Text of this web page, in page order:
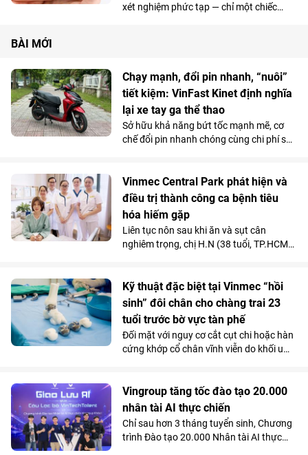
xét nghiệm phức tạp — chỉ một chiếc
BÀI MỚI
Chạy mạnh, đổi pin nhanh, “nuôi”
tiết kiệm: VinFast Kinet định nghĩa
lại xe tay ga thể thao
Sở hữu khả năng bứt tốc mạnh mẽ, cơ
chế đổi pin nhanh chóng cùng chi phí sử
lựa chọn sáng giá hơn hẳn so với những
mẫu xe tay ga chạy xăng trên thị trường.
Vinmec Central Park phát hiện và
điều trị thành công ca bệnh tiêu
hóa hiếm gặp
Liên tục nôn sau khi ăn và sụt cân
nghiêm trọng, chị H.N (38 tuổi, TP.HCM)
căn bệnh tiêu hóa hiếm gặp chỉ chiếm
dưới 0,3% dân số.
Kỹ thuật đặc biệt tại Vinmec “hồi
sinh” đôi chân cho chàng trai 23
tuổi trước bờ vực tàn phế
Đối mặt với nguy cơ cắt cụt chi hoặc hàn
cứng khớp cổ chân vĩnh viễn do khối u
toàn bộ xương sên bằng vật liệu
Titanium in 3D tại Bệnh viện Đa khoa
Quốc tế Vinmec Times City.
Vingroup tăng tốc đào tạo 20.000
nhân tài AI thực chiến
Chỉ sau hơn 3 tháng tuyển sinh, Chương
trình Đào tạo 20.000 Nhân tài AI thực